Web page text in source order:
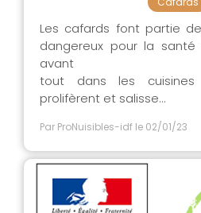
Les cafards font partie
dangereux pour la
avant
tout dans les
prolifèrent et salisse...
Par ProNuisibles-idf le 02/01/23